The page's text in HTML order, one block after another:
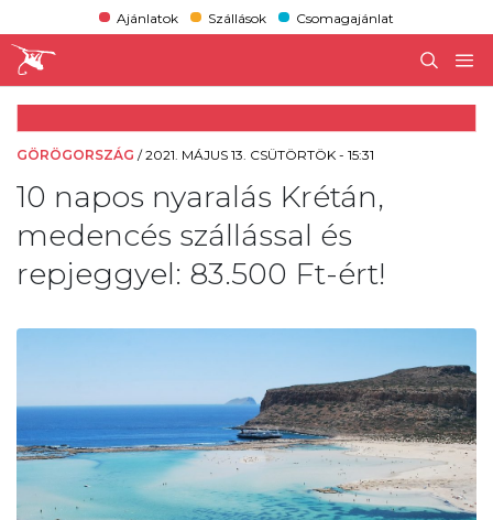
Ajánlatok Szállások Csomagajánlat
GÖRÖGORSZÁG /2021. MÁJUS 13. CSÜTÖRTÖK - 15:31
10 napos nyaralás Krétán,
medencés szállással és
repjeggyel: 83.500 Ft-ért!